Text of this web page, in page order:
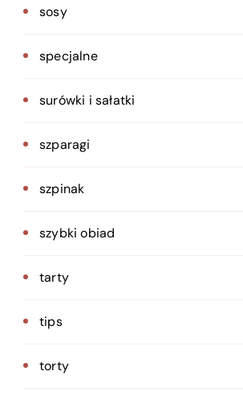
sosy
specjalne
surówki i sałatki
szparagi
szpinak
szybki obiad
tarty
tips
torty